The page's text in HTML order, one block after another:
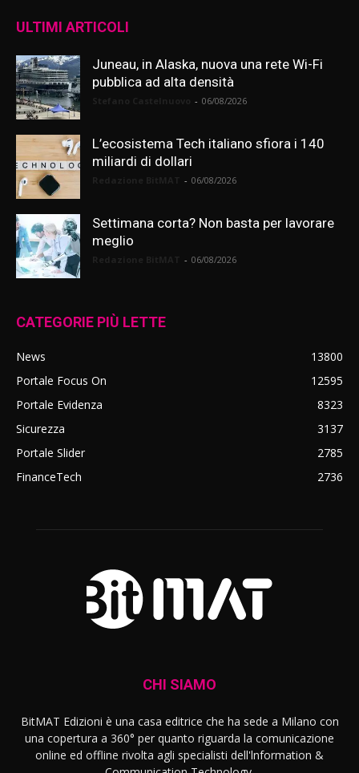
ULTIMI ARTICOLI
Juneau, in Alaska, nuova una rete Wi-Fi
pubblica ad alta densità
- 06/08/2026
L’ecosistema Tech italiano sfiora i 140
miliardi di dollari
- 06/08/2026
Settimana corta? Non basta per lavorare
meglio
- 06/08/2026
CATEGORIE PIÙ LETTE
News
13800
Portale Focus On
12595
Portale Evidenza
8323
Sicurezza
3137
Portale Slider
2785
FinanceTech
2736
CHI SIAMO
BitMAT Edizioni è una casa editrice che ha sede a Milano con
una copertura a 360° per quanto riguarda la comunicazione
online ed offline rivolta agli specialisti dell'lnformation &